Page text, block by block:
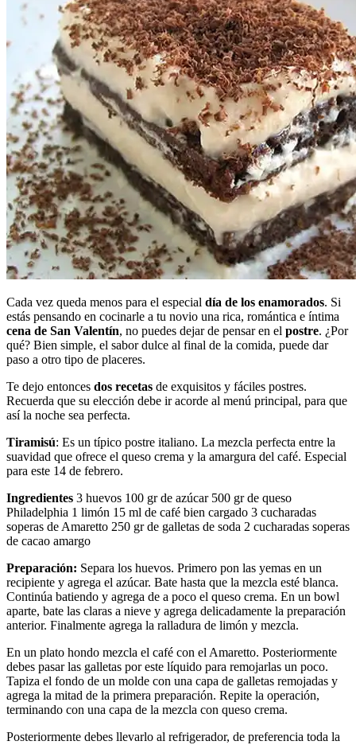
Cada vez queda menos para el especial día de los enamorados. Si
estás pensando en cocinarle a tu novio una rica, romántica e íntima
cena de San Valentín, no puedes dejar de pensar en el postre. ¿Por
qué? Bien simple, el sabor dulce al final de la comida, puede dar
paso a otro tipo de placeres.
Te dejo entonces dos recetas de exquisitos y fáciles postres.
Recuerda que su elección debe ir acorde al menú principal, para que
así la noche sea perfecta.
Tiramisú: Es un típico postre italiano. La mezcla perfecta entre la
suavidad que ofrece el queso crema y la amargura del café. Especial
para este 14 de febrero.
Ingredientes 3 huevos 100 gr de azúcar 500 gr de queso
Philadelphia 1 limón 15 ml de café bien cargado 3 cucharadas
soperas de Amaretto 250 gr de galletas de soda 2 cucharadas soperas
de cacao amargo
Preparación: Separa los huevos. Primero pon las yemas en un
recipiente y agrega el azúcar. Bate hasta que la mezcla esté blanca.
Continúa batiendo y agrega de a poco el queso crema. En un bowl
aparte, bate las claras a nieve y agrega delicadamente la preparación
anterior. Finalmente agrega la ralladura de limón y mezcla.
En un plato hondo mezcla el café con el Amaretto. Posteriormente
debes pasar las galletas por este líquido para remojarlas un poco.
Tapiza el fondo de un molde con una capa de galletas remojadas y
agrega la mitad de la primera preparación. Repite la operación,
terminando con una capa de la mezcla con queso crema.
Posteriormente debes llevarlo al refrigerador, de preferencia toda la